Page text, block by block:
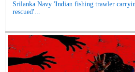
Srilanka Navy 'Indian fishing trawler
rescued'...